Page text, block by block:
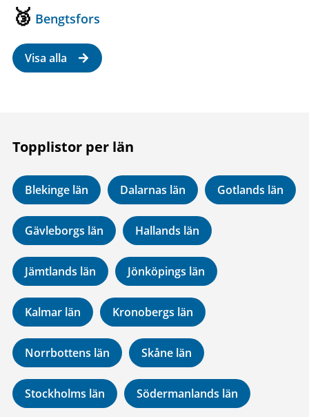
Bengtsfors
Visa alla
Topplistor per län
Blekinge län Dalarnas län Gotlands län
Gävleborgs län Hallands län
Jämtlands län Jönköpings län
Kalmar län Kronobergs län
Norrbottens län Skåne län
Stockholms län Södermanlands län